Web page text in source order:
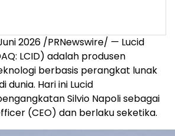
2026 /PRNewswire/ — Lucid
LCID) adalah produsen
berbasis perangkat lunak
dunia. Hari ini Lucid
Silvio Napoli sebagai
(CEO) dan berlaku seketika.